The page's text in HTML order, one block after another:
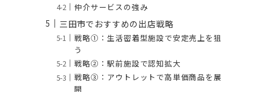
仲介サービスの強み
三田市でおすすめの出店戦略
戦略①：生活密着型施設で安定売上を狙
う
戦略②：駅前施設で認知拡大
戦略③：アウトレットで高単価商品を展
開